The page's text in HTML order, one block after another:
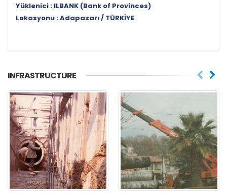
Yüklenici : ILBANK (Bank of Provinces)
Lokasyonu : Adapazarı / TÜRKİYE
INFRASTRUCTURE